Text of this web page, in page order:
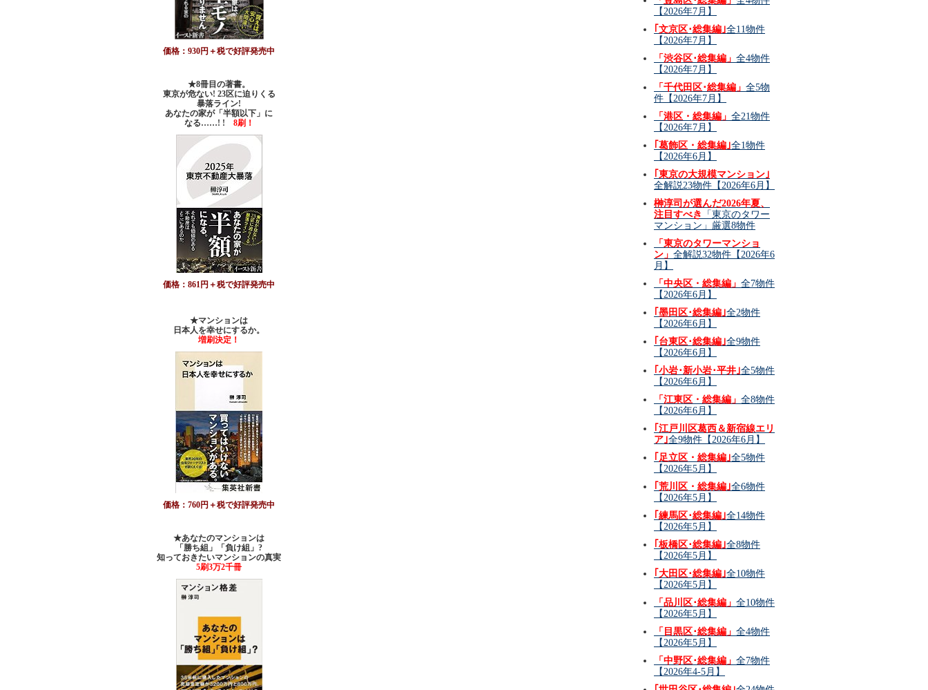
価格：930円＋税で好評発売中
★8冊目の著書。
東京が危ない! 23区に迫りくる
暴落ライン!
あなたの家が「半額以下」に
なる……! ! 8刷！
価格：861円＋税で好評発売中
★マンションは
日本人を幸せにするか。
増刷決定！
価格：760円＋税で好評発売中
★あなたのマンションは
「勝ち組」「負け組」?
知っておきたいマンションの真実
5刷3万2千冊
【2026年7月】
｢文京区･総集編｣全11物件
【2026年7月】
「渋谷区･総集編」 全4物件
【2026年7月】
「千代田区･総集編」 全5物
件【2026年7月】
「港区・総集編」 全21物件
【2026年7月】
｢葛飾区・総集編｣全1物件
【2026年6月】
｢東京の大規模マンション｣
全解説23物件【2026年6月】
榊淳司が選んだ2026年夏、
注目すべき
「東京のタワー
マンション」厳選8物件
「東京のタワーマンショ
ン」 全解説32物件【2026年6
月】
「中央区・総集編」 全7物件
【2026年6月】
｢墨田区･総集編｣全2物件
【2026年6月】
｢台東区･総集編｣全9物件
【2026年6月】
｢小岩･新小岩･平井｣全5物件
【2026年6月】
「江東区・総集編」 全8物件
【2026年6月】
｢江戸川区葛西＆新宿線エリ
ア｣全9物件【2026年6月】
｢足立区・総集編｣全5物件
【2026年5月】
｢荒川区・総集編｣全6物件
【2026年5月】
｢練馬区･総集編｣全14物件
【2026年5月】
｢板橋区･総集編｣全8物件
【2026年5月】
｢大田区･総集編｣全10物件
【2026年5月】
「品川区･総集編」 全10物件
【2026年5月】
「目黒区･総集編」 全4物件
【2026年5月】
「中野区･総集編」 全7物件
【2026年4-5月】